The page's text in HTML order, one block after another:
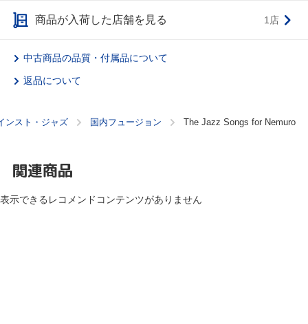
商品が入荷した店舗を見る 1店
中古商品の品質・付属品について
返品について
ンスト・ジャズ 国内フュージョン The Jazz Songs for Nemuro
関連商品
表示できるレコメンドコンテンツがありません